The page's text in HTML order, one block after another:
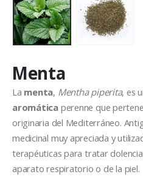
Menta
La menta, Mentha piperita, es
aromática perenne que
originaria del Mediterráneo.
medicinal muy apreciada y
terapéuticas para tratar
aparato respiratorio o de la piel.